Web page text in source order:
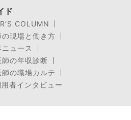
ド
COLUMN
の現場と働き方
ュース
師の年収診断
師の職場カルテ
者インタビュー